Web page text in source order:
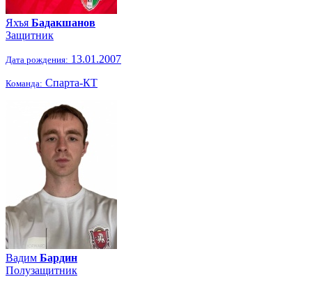
Яхъя Бадакшанов
Защитник
Дата рождения: 13.01.2007
Команда: Спарта-КТ
Вадим Бардин
Полузащитник